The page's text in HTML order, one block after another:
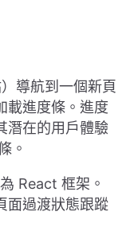
導航到一個新頁
載進度條。進度
潛在的用戶體驗
。
React 框架。
面過渡狀態跟蹤